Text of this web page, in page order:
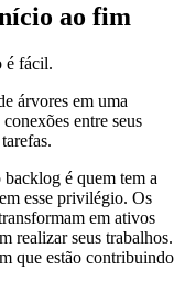
ao fim
é fácil.
árvores em uma
entre seus
é quem tem a
esse privilégio. Os
em ativos
realizar seus trabalhos.
que estão contribuindo